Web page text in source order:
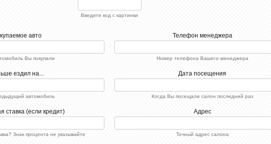
Введите код с картинки
авто
Вы покупали
ездил на...
автомобиль
ставка (если кредит)
Знак процента не указывайте
Телефон менеджера
Номер телефона Вашего менеджера
Дата посещения
Когда Вы посещали салон последний раз
Адрес
Точный адрес салона